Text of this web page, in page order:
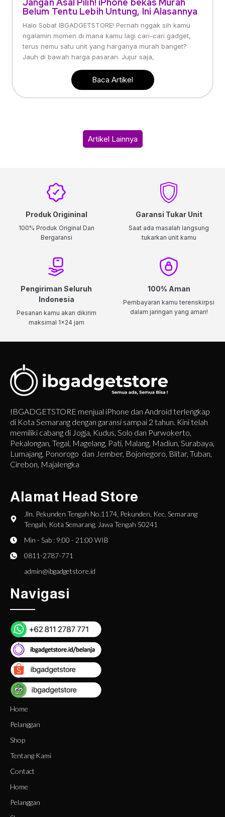
Jangan Asal Pilih! iPhone bekas Murah
Belum Tentu Lebih Untung, Ini Alasannya
Halo Sobat IBGADGETSTORE! Pernah nggak sih kamu
ngalamin momen di mana kamu lagi cari-cari gadget,
terus nemu satu unit yang harganya murah banget?
Jauh di bawah harga pasaran. Jujur saja,
Baca Artikel
Artikel Lainnya
Produk Origininal
100% Produk Original Dan
Bergaransi
Garansi Tukar Unit
Saat ada masalah langsung
tukarkan unit kamu
Pengiriman Seluruh
Indonesia
Pesanan kamu akan dikirim
maksimal 1x24 jam
100% Aman
Pembayaran kamu terenskirpsi
dalam jaringan yang aman!
IBGADGETSTORE menjual iPhone dan Android terlengkap
di Kota Semarang dengan garansi sampai 2 tahun. Kini telah
memiliki cabang di Jogja, Kudus, Solo dan Purwokerto,
Pekalongan, Tegal, Magelang, Pati, Malang, Madiun, Surabaya,
Lumajang, Ponorogo dan Jember, Bojonegoro, Blitar, Tuban,
Cirebon, Majalengka
Alamat Head Store
Jln. Pekunden Tengah No.1174, Pekunden, Kec. Semarang
Tengah, Kota Semarang, Jawa Tengah 50241
Min - Sab : 9:00 - 21:00 WIB
0811-2787-771
admin@ibgadgetstore.id
Navigasi
Home
Pelanggan
Shop
Tentang Kami
Contact
Home
Pelanggan